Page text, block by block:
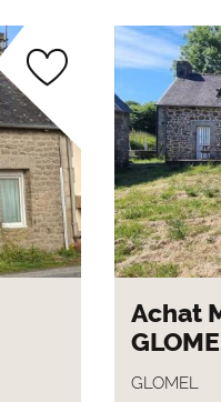
Achat
GLOMEL